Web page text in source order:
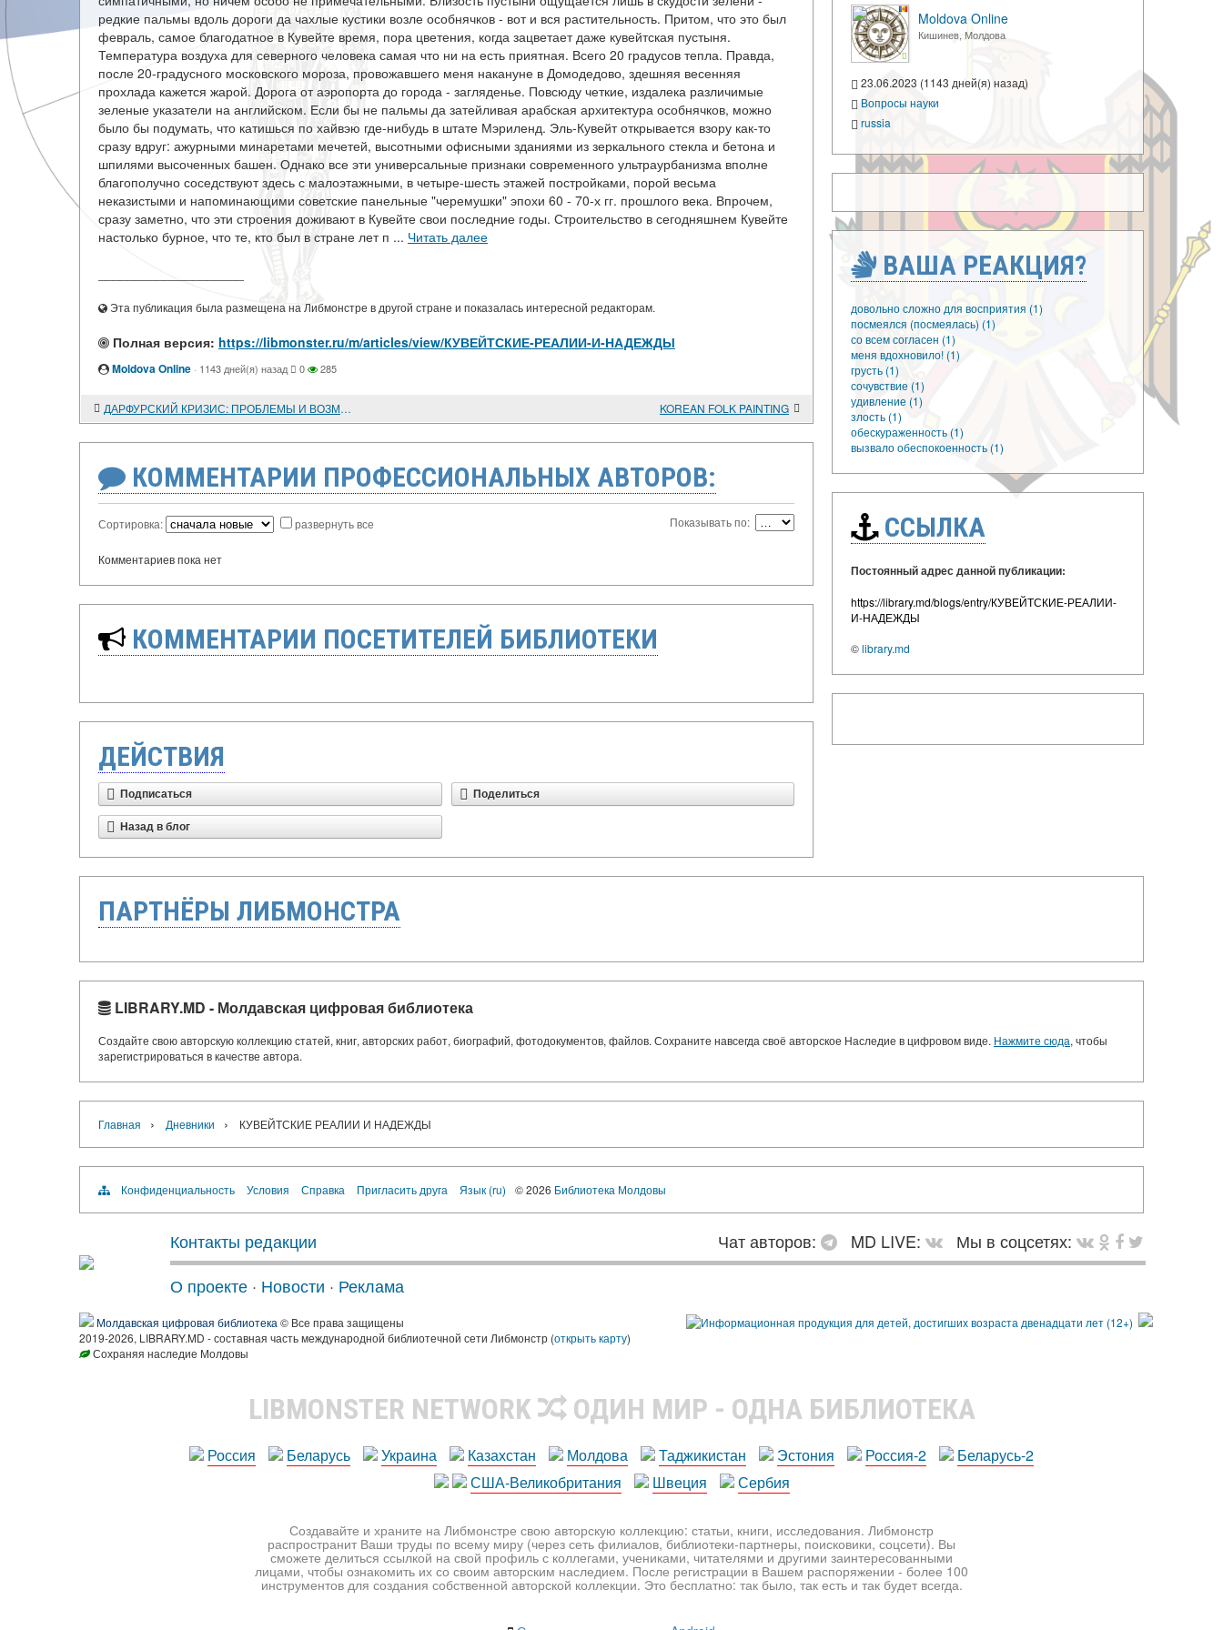
редкие пальмы вдоль дороги да чахлые кустики возле особнячков - вот и вся растительность. Притом, что это был
февраль, самое благодатное в Кувейте время, пора цветения, когда зацветает даже кувейтская пустыня.
Температура воздуха для северного человека самая что ни на есть приятная. Всего 20 градусов тепла. Правда,
после 20-градусного московского мороза, провожавшего меня накануне в Домодедово, здешняя весенняя
прохлада кажется жарой. Дорога от аэропорта до города - загляденье. Повсюду четкие, издалека различимые
зеленые указатели на английском. Если бы не пальмы да затейливая арабская архитектура особнячков, можно
было бы подумать, что катишься по хайвэю где-нибудь в штате Мэриленд. Эль-Кувейт открывается взору как-то
сразу вдруг: ажурными минаретами мечетей, высотными офисными зданиями из зеркального стекла и бетона и
шпилями высоченных башен. Однако все эти универсальные признаки современного ультраурбанизма вполне
благополучно соседствуют здесь с малоэтажными, в четыре-шесть этажей постройками, порой весьма
неказистыми и напоминающими советские панельные "черемушки" эпохи 60 - 70-х гг. прошлого века. Впрочем,
сразу заметно, что эти строения доживают в Кувейте свои последние годы. Строительство в сегодняшнем Кувейте
настолько бурное, что те, кто был в стране лет п ... Читать далее
Эта публикация была размещена на Либмонстре в другой стране и показалась интересной редакторам.
Полная версия: https://libmonster.ru/m/articles/view/КУВЕЙТСКИЕ-РЕАЛИИ-И-НАДЕЖДЫ
Moldova Online · 1143 дней(я) назад 0 285
ДАРФУРСКИЙ КРИЗИС: ПРОБЛЕМЫ И ВОЗМОЖНЫЕ РЕШЕНИЯ KOREAN FOLK PAINTING
КОММЕНТАРИИ ПРОФЕССИОНАЛЬНЫХ АВТОРОВ:
Сортировка: развернуть все Показывать по:
Комментариев пока нет
КОММЕНТАРИИ ПОСЕТИТЕЛЕЙ БИБЛИОТЕКИ
ДЕЙСТВИЯ
Подписаться Поделиться
Назад в блог
Moldova Online
Кишинев, Молдова
23.06.2023 (1143 дней(я) назад)
Вопросы науки
russia
ВАША РЕАКЦИЯ?
довольно сложно для восприятия (1)
посмеялся (посмеялась) (1)
со всем согласен (1)
меня вдохновило! (1)
грусть (1)
сочувствие (1)
удивление (1)
злость (1)
обескураженность (1)
вызвало обеспокоенность (1)
ССЫЛКА
Постоянный адрес данной публикации:
https://library.md/blogs/entry/КУВЕЙТСКИЕ-РЕАЛИИ-
И-НАДЕЖДЫ
©library.md
ПАРТНЁРЫ ЛИБМОНСТРА
LIBRARY.MD - Молдавская цифровая библиотека
Создайте свою авторскую коллекцию статей, книг, авторских работ, биографий, фотодокументов, файлов. Сохраните навсегда своё авторское Наследие в цифровом виде. Нажмите сюда, чтобы
зарегистрироваться в качестве автора.
Главная › Дневники › КУВЕЙТСКИЕ РЕАЛИИ И НАДЕЖДЫ
Конфиденциальность Условия Справка Пригласить друга Язык (ru) © 2026 Библиотека Молдовы
Контакты редакции Чат авторов: MD LIVE:
Мы в соцсетях:
О проекте · Новости · Реклама
Молдавская цифровая библиотека © Все права защищены
2019-2026, LIBRARY.MD - составная часть международной библиотечной сети Либмонстр (открыть карту)
Сохраняя наследие Молдовы
LIBMONSTER NETWORK ОДИН МИР - ОДНА БИБЛИОТЕКА
Россия Беларусь Украина Казахстан Молдова Таджикистан Эстония Россия-2
Беларусь-2
США-Великобритания
Швеция Сербия
Создавайте и храните на Либмонстре свою авторскую коллекцию: статьи, книги, исследования. Либмонстр
распространит Ваши труды по всему миру (через сеть филиалов, библиотеки-партнеры, поисковики, соцсети). Вы
сможете делиться ссылкой на свой профиль с коллегами, учениками, читателями и другими заинтересованными
лицами, чтобы ознакомить их со своим авторским наследием. После регистрации в Вашем распоряжении - более 100
инструментов для создания собственной авторской коллекции. Это бесплатно: так было, так есть и так будет всегда.